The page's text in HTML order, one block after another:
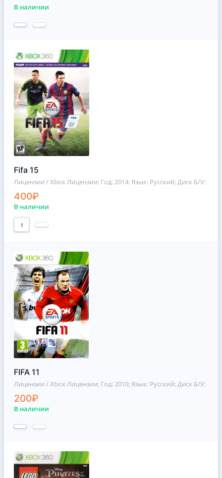
В наличии
Fifa 15
Лицензии / Xbox Лицензии; Год: 2014; Язык: Русский; Диск Б/У;
400₽
В наличии
1
FIFA 11
Лицензии / Xbox Лицензии; Год: 2010; Язык: Русский; Диск Б/У;
200₽
В наличии